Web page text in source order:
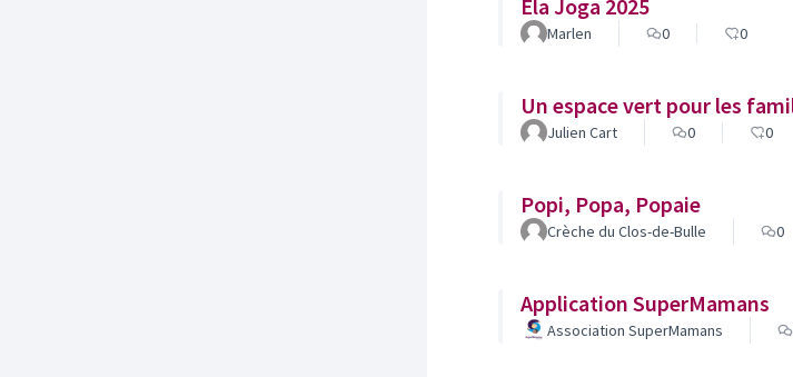
Ela Joga 2025
Marlen 0 0
Un espace vert pour les
Julien Cart 0 0
Popi, Popa, Popaie
Crèche du Clos-de-Bulle 0
Application SuperMamans
Association SuperMamans